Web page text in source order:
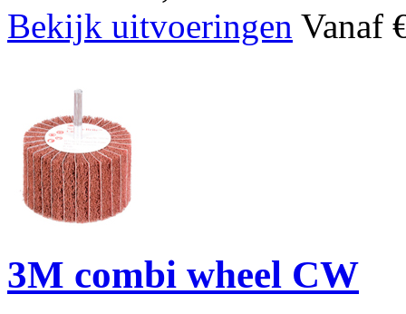
Bekijk uitvoeringen Vanaf
3M combi wheel CW